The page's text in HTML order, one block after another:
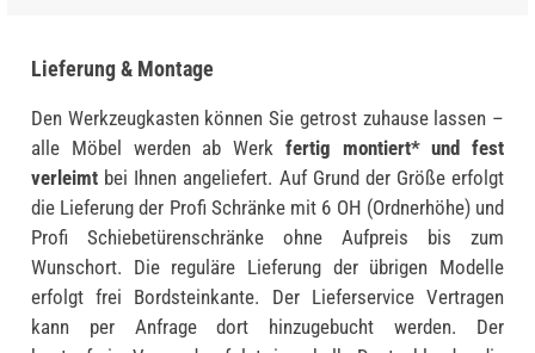
Lieferung & Montage
Den Werkzeugkasten können Sie getrost zuhause lassen –
alle Möbel werden ab Werk fertig montiert* und fest
verleimt bei Ihnen angeliefert. Auf Grund der Größe erfolgt
die Lieferung der Profi Schränke mit 6 OH (Ordnerhöhe) und
Profi Schiebetürenschränke ohne Aufpreis bis zum
Wunschort. Die reguläre Lieferung der übrigen Modelle
erfolgt frei Bordsteinkante. Der Lieferservice Vertragen
kann per Anfrage dort hinzugebucht werden. Der